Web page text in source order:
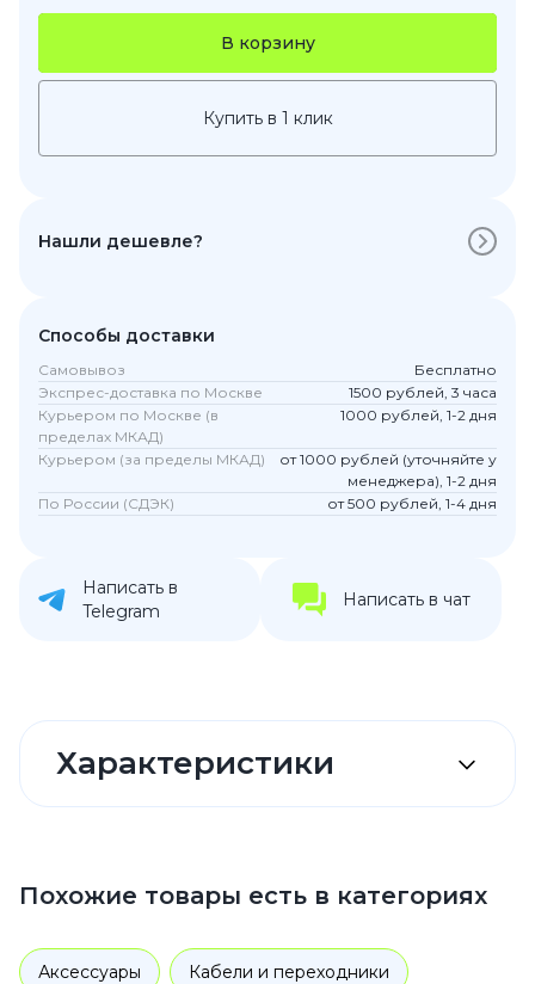
В корзину
Купить в 1 клик
Нашли дешевле?
Способы доставки
Самовывоз
Бесплатно
Экспрес-доставка по Москве
1500 рублей, 3 часа
Курьером по Москве (в
пределах МКАД)
1000 рублей, 1-2 дня
Курьером (за пределы МКАД)
от 1000 рублей (уточняйте у
менеджера), 1-2 дня
По России (СДЭК)
от 500 рублей, 1-4 дня
Написать в
Telegram
Написать в чат
Характеристики
Похожие товары есть в категориях
Аксессуары Кабели и переходники